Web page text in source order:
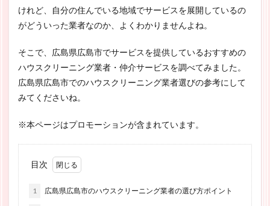
けれど、自分の住んでいる地域でサービスを展開しているの
がどういった業者なのか、よくわかりませんよね。
そこで、広島県広島市でサービスを提供しているおすすめの
ハウスクリーニング業者・仲介サービスを調べてみました。
広島県広島市でのハウスクリーニング業者選びの参考にして
みてくださいね。
※本ページはプロモーションが含まれています。
目次
1 広島県広島市のハウスクリーニング業者の選び方ポイント